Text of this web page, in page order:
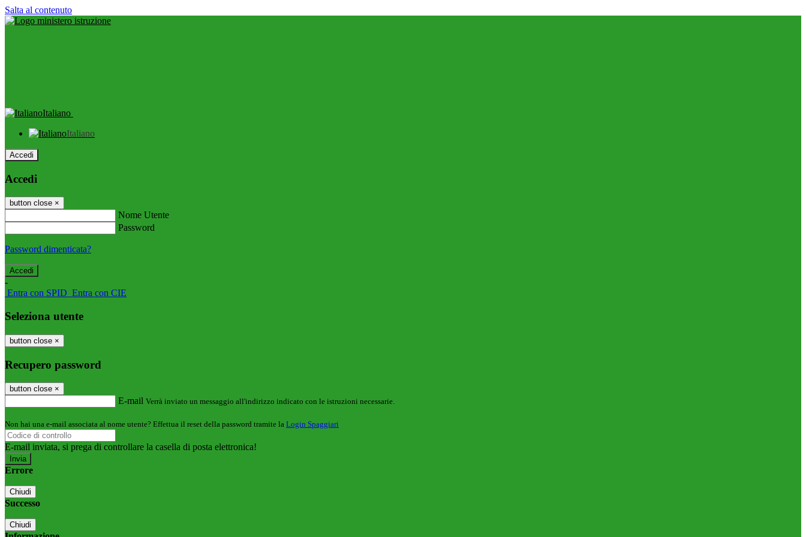
Salta al contenuto
Italiano
Italiano
Accedi
Accedi
button close ×
Nome Utente
Password
Password dimenticata?
-
Entra con SPID Entra con CIE
Seleziona utente
button close ×
Recupero password
button close ×
E-mail Verrà inviato un messaggio all'indirizzo indicato con le istruzioni necessarie.
Non hai una e-mail associata al nome utente? Effettua il reset della password tramite la Login Spaggiari
E-mail inviata, si prega di controllare la casella di posta elettronica!
Errore
Chiudi
Successo
Chiudi